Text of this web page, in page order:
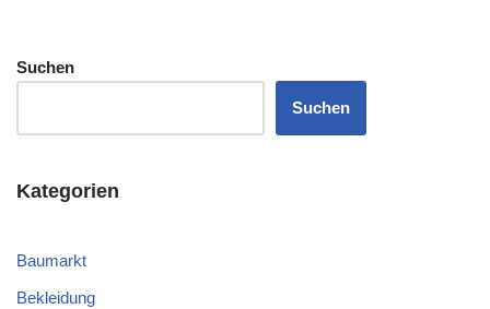
Suchen
Suchen
Kategorien
Baumarkt
Bekleidung